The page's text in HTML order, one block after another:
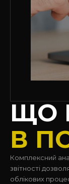
ЩО
В
Комплексний
звітності
облікових